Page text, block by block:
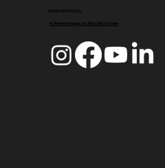
MORADA FISCAL:
R. Ferreira Borges 15, 3000-180 Coimbra